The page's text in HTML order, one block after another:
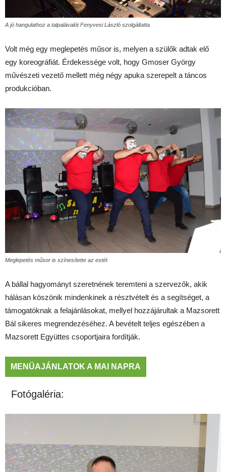
A jó hangulathoz a talpalávalót Fenyvesi László szolgáltatta
Volt még egy meglepetés műsor is, melyen a szülők adtak elő
egy koreográfiát. Érdekessége volt, hogy Gmoser György
művészeti vezető mellett még négy apuka szerepelt a táncos
produkcióban.
Meglepetés műsor is színesítette az estét
A bállal hagyományt szeretnének teremteni a szervezők, akik
hálásan köszönik mindenkinek a résztvételt és a segítséget, a
támogatóknak a felajánlásokat, mellyel hozzájárultak a Mazsorett
Bál sikeres megrendezéséhez. A bevételt teljes egészében a
Mazsorett Együttes csoportjaira fordítják.
MENÜAJÁNLATOK A MAI NAPRA
Fotógaléria: